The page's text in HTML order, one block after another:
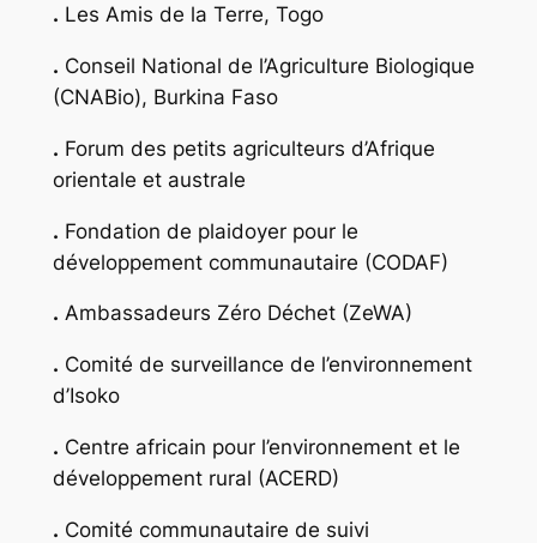
. Les Amis de la Terre, Togo
. Conseil National de l’Agriculture Biologique
(CNABio), Burkina Faso
. Forum des petits agriculteurs d’Afrique
orientale et australe
. Fondation de plaidoyer pour le
développement communautaire (CODAF)
. Ambassadeurs Zéro Déchet (ZeWA)
. Comité de surveillance de l’environnement
d’Isoko
. Centre africain pour l’environnement et le
développement rural (ACERD)
. Comité communautaire de suivi